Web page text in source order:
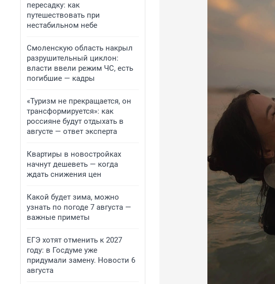
пересадку: как
путешествовать при
нестабильном небе
Смоленскую область накрыл
разрушительный циклон:
власти ввели режим ЧС, есть
погибшие — кадры
«Туризм не прекращается, он
трансформируется»: как
россияне будут отдыхать в
августе — ответ эксперта
Квартиры в новостройках
начнут дешеветь — когда
ждать снижения цен
Какой будет зима, можно
узнать по погоде 7 августа —
важные приметы
ЕГЭ хотят отменить к 2027
году: в Госдуме уже
придумали замену. Новости 6
августа